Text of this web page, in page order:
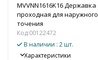
MVVNN1616K16 Державка
проходная для наружного
точения
Код:00122472
В наличии : 2 шт.
Характеристики